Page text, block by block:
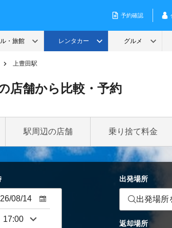
上豊田駅
店舗から比較・予約
駅周辺の店舗 乗り捨て料金
出発場所
出発場所
返却場所